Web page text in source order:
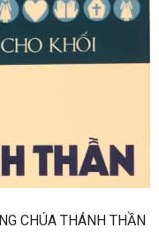
CHÚA THÁNH THẦN